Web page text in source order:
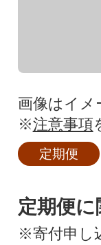
画像はイメ
※注意事項
定期便
定期便
※寄付申し